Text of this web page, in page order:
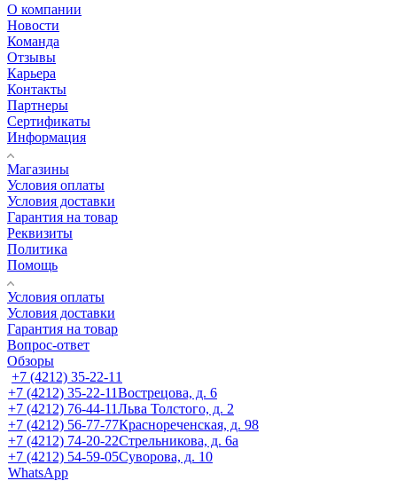
О компании
Новости
Команда
Отзывы
Карьера
Контакты
Партнеры
Сертификаты
Информация
Магазины
Условия оплаты
Условия доставки
Гарантия на товар
Реквизиты
Политика
Помощь
Условия оплаты
Условия доставки
Гарантия на товар
Вопрос-ответ
Обзоры
+7 (4212) 35-22-11
+7 (4212) 35-22-11Вострецова, д. 6
+7 (4212) 76-44-11Льва Толстого, д. 2
+7 (4212) 56-77-77Краснореченская, д. 98
+7 (4212) 74-20-22Стрельникова, д. 6а
+7 (4212) 54-59-05Суворова, д. 10
WhatsApp